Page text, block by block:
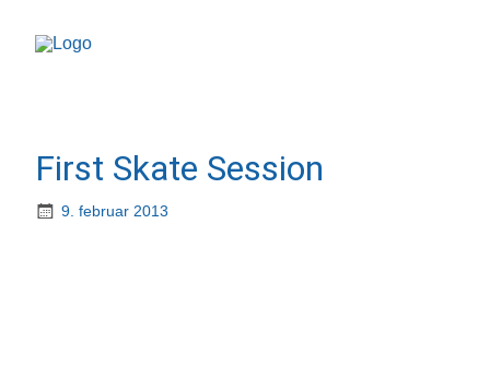
First Skate Session
9. februar 2013